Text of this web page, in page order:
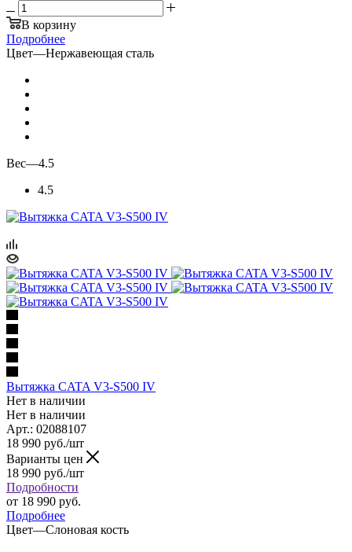
В корзину
Подробнее
Цвет—Нержавеющая сталь
Вес—4.5
4.5
Вытяжка CATA V3-S500 IV
Нет в наличии
Нет в наличии
Арт.: 02088107
18 990 руб./шт
Варианты цен
18 990 руб./шт
Подробности
от 18 990 руб.
Подробнее
Цвет—Слоновая кость